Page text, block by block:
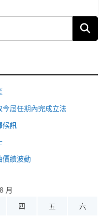
屆任期內完成立法
候訊
價續波動
月
四 五 六